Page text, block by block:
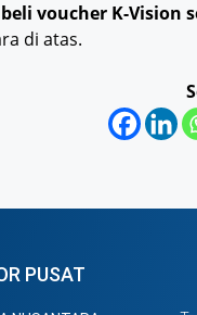
beli voucher K-Vision
di atas.
PUSAT